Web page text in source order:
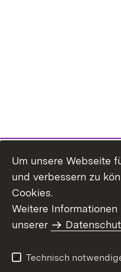
Benutzungshinweise
Um unsere Webseite
und verbessern zu
Cookies.
Weitere
unserer
Technisch